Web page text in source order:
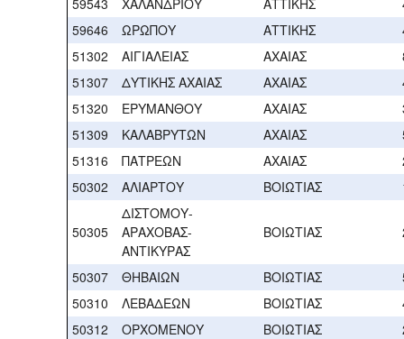
59646
ΩΡΩΠΟΥ ΑΤΤΙΚΗΣ
51302
ΑΙΓΙΑΛΕΙΑΣ ΑΧΑΙΑΣ
51307
ΔΥΤΙΚΗΣ ΑΧΑΙΑΣ ΑΧΑΙΑΣ
51320
ΕΡΥΜΑΝΘΟΥ ΑΧΑΙΑΣ
51309
ΚΑΛΑΒΡΥΤΩΝ ΑΧΑΙΑΣ
51316
ΠΑΤΡΕΩΝ ΑΧΑΙΑΣ
50302
ΑΛΙΑΡΤΟΥ ΒΟΙΩΤΙΑΣ
50305
ΔΙΣΤΟΜΟΥ-
ΑΡΑΧΟΒΑΣ-
ΑΝΤΙΚΥΡΑΣ
ΒΟΙΩΤΙΑΣ
50307 ΘΗΒΑΙΩΝ ΒΟΙΩΤΙΑΣ
50310
ΛΕΒΑΔΕΩΝ ΒΟΙΩΤΙΑΣ
50312
ΟΡΧΟΜΕΝΟΥ ΒΟΙΩΤΙΑΣ